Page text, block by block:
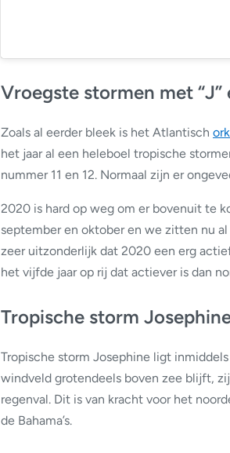
Vroegste stormen met “J”
Zoals al eerder bleek is het Atlantisch
het jaar al een heleboel tropische
nummer 11 en 12. Normaal zijn er
2020 is hard op weg om er bovenuit te
september en oktober en we zitten nu
zeer uitzonderlijk dat 2020 een erg
het vijfde jaar op rij dat actiever is dan
Tropische storm
Tropische storm Josephine ligt
windveld grotendeels boven zee blijft,
regenval. Dit is van kracht voor het
de Bahama’s.